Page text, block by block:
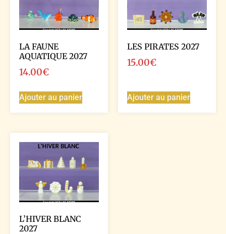
LA FAUNE
AQUATIQUE 2027
14.00€
Ajouter au panier
LES PIRATES 2027
15.00€
Ajouter au panier
L’HIVER BLANC
2027